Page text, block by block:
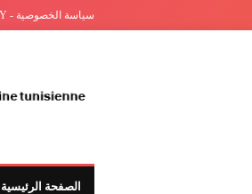
سياسة الخصوصية - PRIVACY POLICY
الصفحة الرئيسية